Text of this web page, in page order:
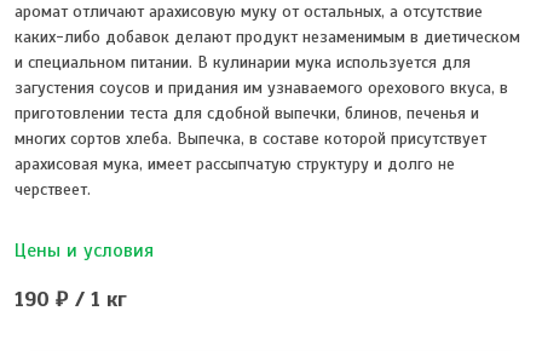
аромат отличают арахисовую муку от остальных, а отсутствие
каких-либо добавок делают продукт незаменимым в диетическом
и специальном питании. В кулинарии мука используется для
загустения соусов и придания им узнаваемого орехового вкуса, в
приготовлении теста для сдобной выпечки, блинов, печенья и
многих сортов хлеба. Выпечка, в составе которой присутствует
арахисовая мука, имеет рассыпчатую структуру и долго не
черствеет.
Цены и условия
190 ₽ / 1 кг